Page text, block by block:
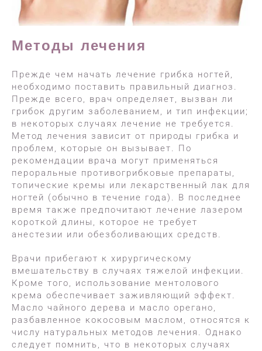
Методы лечения
Прежде чем начать лечение грибка ногтей,
необходимо поставить правильный диагноз.
Прежде всего, врач определяет, вызван ли
грибок другим заболеванием, и тип инфекции;
в некоторых случаях лечение не требуется.
Метод лечения зависит от природы грибка и
проблем, которые он вызывает. По
рекомендации врача могут применяться
пероральные противогрибковые препараты,
топические кремы или лекарственный лак для
ногтей (обычно в течение года). В последнее
время также предпочитают лечение лазером
короткой длины, которое не требует
анестезии или обезболивающих средств.
Врачи прибегают к хирургическому
вмешательству в случаях тяжелой инфекции.
Кроме того, использование ментолового
крема обеспечивает заживляющий эффект.
Масло чайного дерева и масло орегано,
разбавленное кокосовым маслом, относятся к
числу натуральных методов лечения. Однако
следует помнить, что в некоторых случаях